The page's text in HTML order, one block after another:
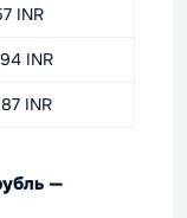
INR
INR
INR
—